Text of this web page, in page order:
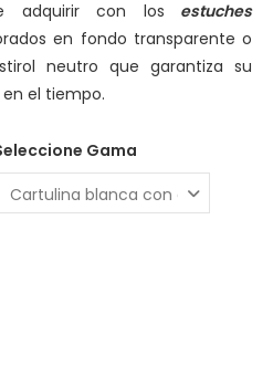
adquirir con los estuches
en fondo transparente o
neutro que garantiza su
el tiempo.
Gama